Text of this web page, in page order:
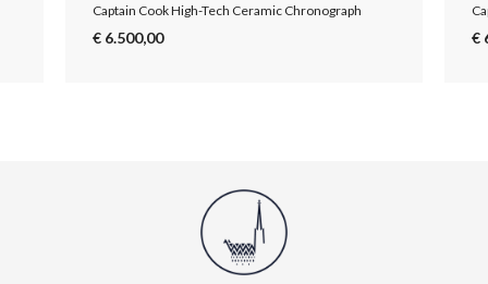
Captain Cook High-Tech Ceramic Chronograph
€ 6.500,00 €